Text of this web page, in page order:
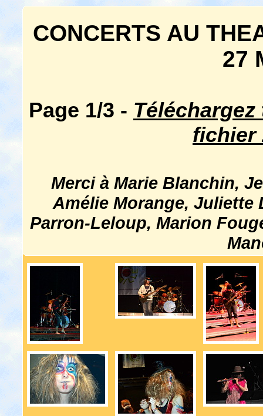
CONCERTS AU
27
Page 1/3 -
fichier
Merci à Marie Blanchin,
Amélie Morange, Juliette
Parron-Leloup, Marion